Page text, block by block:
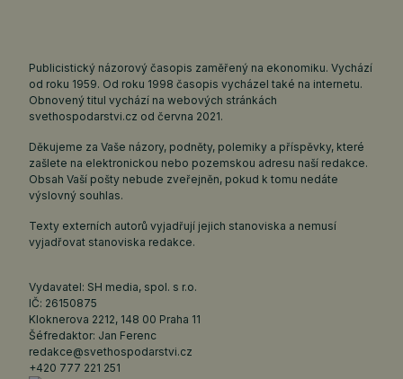
Publicistický názorový časopis zaměřený na ekonomiku. Vychází
od roku 1959. Od roku 1998 časopis vycházel také na internetu.
Obnovený titul vychází na webových stránkách
svethospodarstvi.cz od června 2021.
Děkujeme za Vaše názory, podněty, polemiky a příspěvky, které
zašlete na elektronickou nebo pozemskou adresu naší redakce.
Obsah Vaší pošty nebude zveřejněn, pokud k tomu nedáte
výslovný souhlas.
Texty externích autorů vyjadřují jejich stanoviska a nemusí
vyjadřovat stanoviska redakce.
Vydavatel: SH media, spol. s r.o.
IČ: 26150875
Kloknerova 2212, 148 00 Praha 11
Šéfredaktor: Jan Ferenc
redakce@svethospodarstvi.cz
+420 777 221 251